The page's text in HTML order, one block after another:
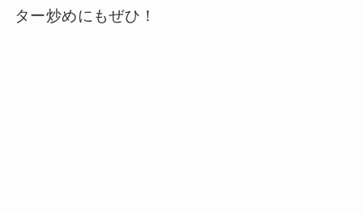
ター炒めにもぜひ！